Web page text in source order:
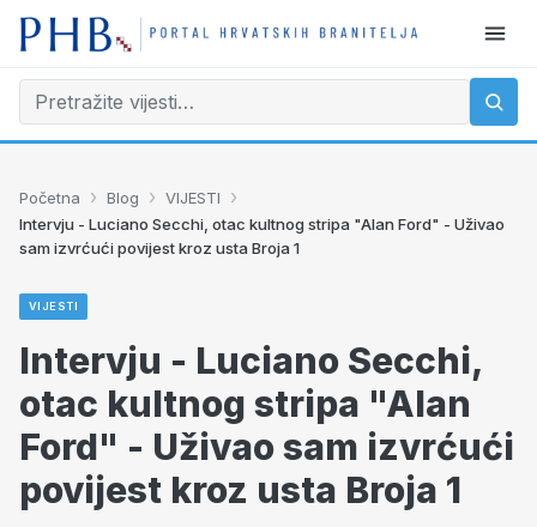
Početna › Blog › VIJESTI ›
Intervju - Luciano Secchi, otac kultnog stripa "Alan Ford" - Uživao
sam izvrćući povijest kroz usta Broja 1
VIJESTI
Intervju - Luciano Secchi,
otac kultnog stripa "Alan
Ford" - Uživao sam izvrćući
povijest kroz usta Broja 1